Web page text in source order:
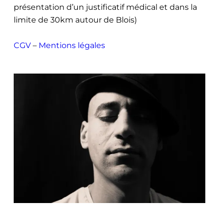
présentation d’un justificatif médical et dans la
limite de 30km autour de Blois)
CGV – Mentions légales